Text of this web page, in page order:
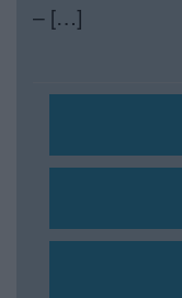
– […]